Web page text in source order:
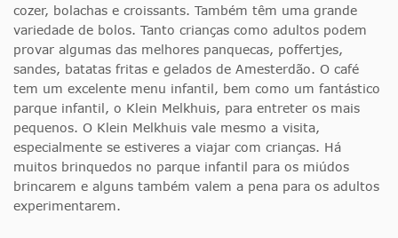
cozer, bolachas e croissants. Também têm uma grande
variedade de bolos. Tanto crianças como adultos podem
provar algumas das melhores panquecas, poffertjes,
sandes, batatas fritas e gelados de Amesterdão. O café
tem um excelente menu infantil, bem como um fantástico
parque infantil, o Klein Melkhuis, para entreter os mais
pequenos. O Klein Melkhuis vale mesmo a visita,
especialmente se estiveres a viajar com crianças. Há
muitos brinquedos no parque infantil para os miúdos
brincarem e alguns também valem a pena para os adultos
experimentarem.